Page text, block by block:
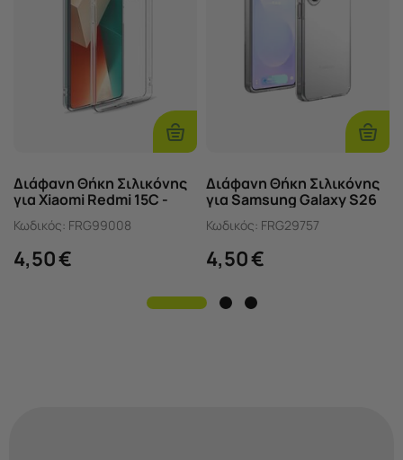
Προσθήκη
Στο
Καλάθι
Διάφανη Θήκη Σιλικόνης
για Xiaomi Redmi 15C -
Πάχος 1.5mm
Κωδικός: FRG99008
4,50€
Στο
Διάφανη Θήκη Σιλικόνης
για Samsung Galaxy S26
5G - Πάχος 1.5mm
Κωδικός: FRG29757
4,50€